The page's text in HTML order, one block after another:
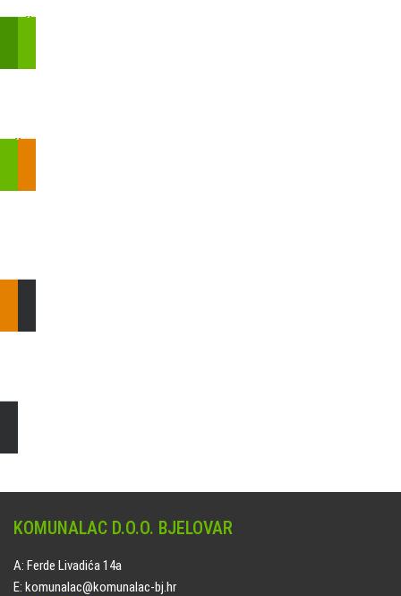
KOMUNALAC D.O.O. BJELOVAR
A: Ferde Livadića 14a
E: komunalac@komunalac-bj.hr